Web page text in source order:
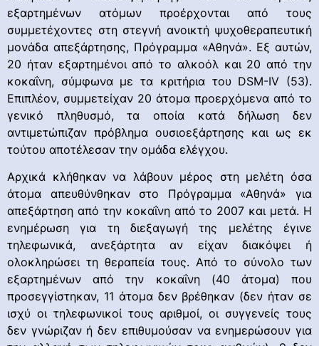
εξαρτημένων ατόμων προέρχονται από τους
συμμετέχοντες στη στεγνή ανοικτή ψυχοθεραπευτική
μονάδα απεξάρτησης, Πρόγραμμα «Αθηνά». Εξ αυτών,
20 ήταν εξαρτημένοι από το αλκοόλ και 20 από την
κοκαΐνη, σύμφωνα με τα κριτήρια του DSM-IV (53).
Επιπλέον, συμμετείχαν 20 άτομα προερχόμενα από το
γενικό πληθυσμό, τα οποία κατά δήλωση δεν
αντιμετώπιζαν πρόβλημα ουσιοεξάρτησης και ως εκ
τούτου αποτέλεσαν την ομάδα ελέγχου.
Αρχικά κλήθηκαν να λάβουν μέρος στη μελέτη όσα
άτομα απευθύνθηκαν στο Πρόγραμμα «Αθηνά» για
απεξάρτηση από την κοκαΐνη από το 2007 και μετά. Η
ενημέρωση για τη διεξαγωγή της μελέτης έγινε
τηλεφωνικά, ανεξάρτητα αν είχαν διακόψει ή
ολοκληρώσει τη θεραπεία τους. Από το σύνολο των
εξαρτημένων από την κοκαΐνη (40 άτομα) που
προσεγγίστηκαν, 11 άτομα δεν βρέθηκαν (δεν ήταν σε
ισχύ οι τηλεφωνικοί τους αριθμοί, οι συγγενείς τους
δεν γνώριζαν ή δεν επιθυμούσαν να ενημερώσουν για